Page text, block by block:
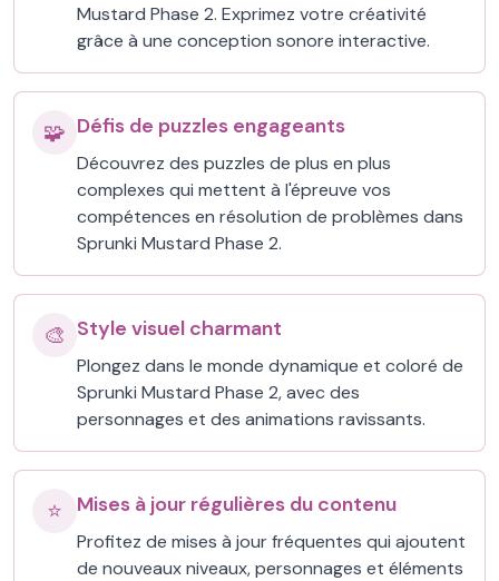
Mustard Phase 2. Exprimez votre créativité
grâce à une conception sonore interactive.
🧩 Défis de puzzles engageants
Découvrez des puzzles de plus en plus
complexes qui mettent à l'épreuve vos
compétences en résolution de problèmes dans
Sprunki Mustard Phase 2.
🎨 Style visuel charmant
Plongez dans le monde dynamique et coloré de
Sprunki Mustard Phase 2, avec des
personnages et des animations ravissants.
⭐ Mises à jour régulières du contenu
Profitez de mises à jour fréquentes qui ajoutent
de nouveaux niveaux, personnages et éléments